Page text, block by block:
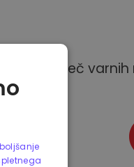
voljo več